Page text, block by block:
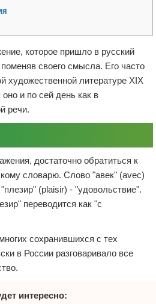
которое пришло в русский
своего смысла. Его часто
художественной литературе XIX
и по сей день как в
речи.
достаточно обратиться к
словарю. Слово "авек" (avec)
(plaisir) - "удовольствие".
переводится как "с
сохранившихся с тех
в России разговаривало все
интересно: